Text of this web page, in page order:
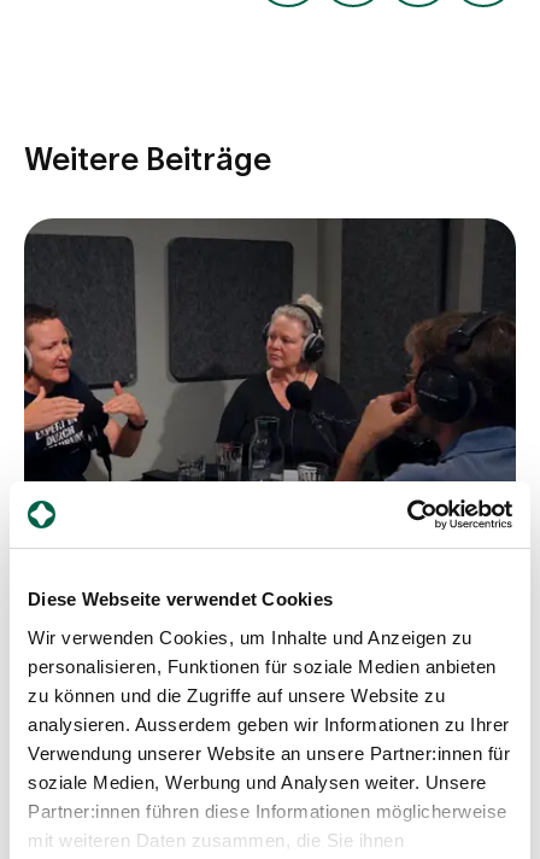
Diese Webseite verwendet Cookies
Wir verwenden Cookies, um Inhalte und Anzeigen zu
personalisieren, Funktionen für soziale Medien anbieten
zu können und die Zugriffe auf unsere Website zu
analysieren. Ausserdem geben wir Informationen zu Ihrer
Verwendung unserer Website an unsere Partner:innen für
soziale Medien, Werbung und Analysen weiter. Unsere
Partner:innen führen diese Informationen möglicherweise
mit weiteren Daten zusammen, die Sie ihnen
Weitere Beiträge
Podcast
Mittendrin statt nur dabei. Der neue
Morgen:Rapport über Partizipation im
Gesundheitswesen
Mitbestimmen oder bloss mitreden? Einbezogen
oder nur «abgeholt»? Kaum jemand hat etwas
gegen Partizipation – zumal im Gesundheitswesen,